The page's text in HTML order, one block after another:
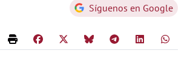
Síguenos en Google